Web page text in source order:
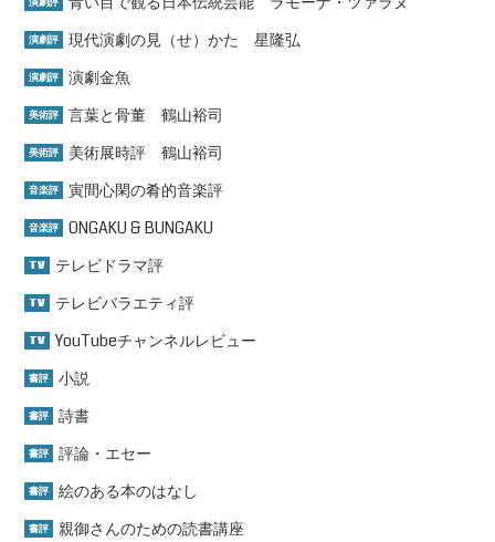
演劇評 現代演劇の見（せ）かた 星隆弘
演劇評 演劇金魚
美術評 言葉と骨董 鶴山裕司
美術評 美術展時評 鶴山裕司
音楽評 寅間心閑の肴的音楽評
音楽評 ONGAKU & BUNGAKU
TV テレビドラマ評
TV テレビバラエティ評
TV YouTubeチャンネルレビュー
書評 小説
書評 詩書
書評 評論・エセー
書評 絵のある本のはなし
書評 親御さんのための読書講座